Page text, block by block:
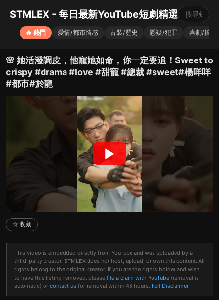
STMLEX - 每日最新YouTube短劇精選
🔥 熱門 愛情/都市情感 古裝/歷史 懸疑/犯罪 喜劇/搞笑
🌸 她活潑調皮，他寵她如命，你一定要追！Sweet to
crispy #drama #love #甜寵 #總裁 #sweet#楊咩咩
#都市#於龍
▶
☆ 收藏
This video is embedded directly from YouTube and was uploaded by a
third-party creator. STMLEX does not host, upload, or own this content. All
rights belong to the original creator. If you are the rights holder and wish
to have this listing removed, please file a claim with YouTube (removal is
automatic) or contact us for removal within 48 hours. Full Disclaimer